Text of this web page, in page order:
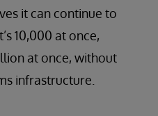
it can continue to
10,000 at once,
at once, without
infrastructure.